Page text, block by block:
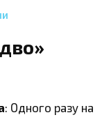
: Одного разу на